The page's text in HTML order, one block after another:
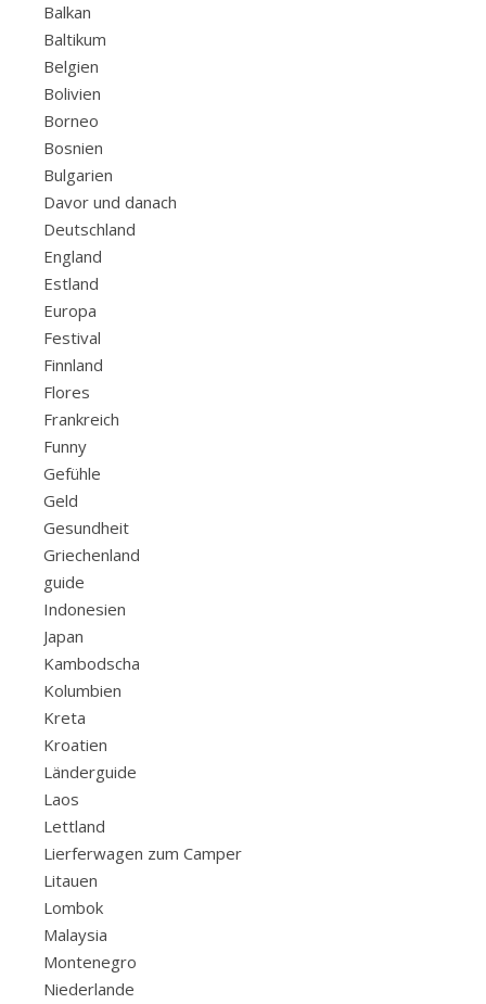
Balkan
Baltikum
Belgien
Bolivien
Borneo
Bosnien
Bulgarien
Davor und danach
Deutschland
England
Estland
Europa
Festival
Finnland
Flores
Frankreich
Funny
Gefühle
Geld
Gesundheit
Griechenland
guide
Indonesien
Japan
Kambodscha
Kolumbien
Kreta
Kroatien
Länderguide
Laos
Lettland
Lierferwagen zum Camper
Litauen
Lombok
Malaysia
Montenegro
Niederlande